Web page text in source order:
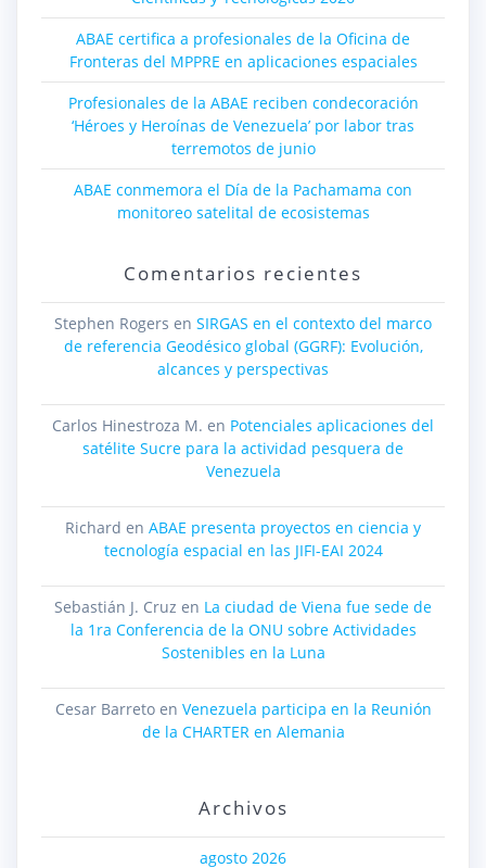
ABAE certifica a profesionales de la Oficina de
Fronteras del MPPRE en aplicaciones espaciales
Profesionales de la ABAE reciben condecoración
‘Héroes y Heroínas de Venezuela’ por labor tras
terremotos de junio
ABAE conmemora el Día de la Pachamama con
monitoreo satelital de ecosistemas
Comentarios recientes
Stephen Rogers en SIRGAS en el contexto del marco
de referencia Geodésico global (GGRF): Evolución,
alcances y perspectivas
Carlos Hinestroza M. en Potenciales aplicaciones del
satélite Sucre para la actividad pesquera de
Venezuela
Richard en ABAE presenta proyectos en ciencia y
tecnología espacial en las JIFI-EAI 2024
Sebastián J. Cruz en La ciudad de Viena fue sede de
la 1ra Conferencia de la ONU sobre Actividades
Sostenibles en la Luna
Cesar Barretoen Venezuela participa en la Reunión
de la CHARTER en Alemania
Archivos
agosto 2026